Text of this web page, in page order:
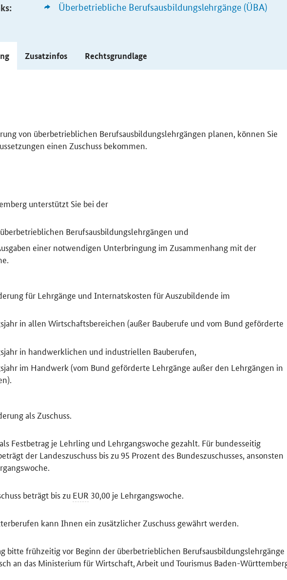
Überbetriebliche Berufsausbildungslehrgänge (ÜBA)
Zusatzinfos Rechtsgrundlage
von überbetrieblichen Berufsausbildungslehrgängen planen, können Sie
einen Zuschuss bekommen.
unterstützt Sie bei der
Berufsausbildungslehrgängen und
einer notwendigen Unterbringung im Zusammenhang mit der
für Lehrgänge und Internatskosten für Auszubildende im
in allen Wirtschaftsbereichen (außer Bauberufe und vom Bund geförderte
in handwerklichen und industriellen Bauberufen,
im Handwerk (vom Bund geförderte Lehrgänge außer den Lehrgängen in
als Zuschuss.
Festbetrag je Lehrling und Lehrgangswoche gezahlt. Für bundesseitig
der Landeszuschuss bis zu 95 Prozent des Bundeszuschusses, ansonsten
beträgt bis zu EUR 30,00 je Lehrgangswoche.
kann Ihnen ein zusätzlicher Zuschuss gewährt werden.
bitte frühzeitig vor Beginn der überbetrieblichen Berufsausbildungslehrgänge
an das Ministerium für Wirtschaft, Arbeit und Tourismus Baden-